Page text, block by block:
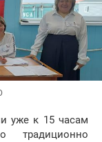
уже к 15 часам
традиционно